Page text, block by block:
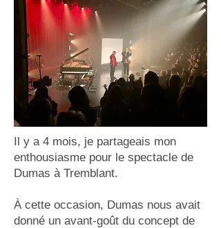
Il y a 4 mois, je partageais mon
enthousiasme pour le spectacle de
Dumas à Tremblant.
À cette occasion, Dumas nous avait
donné un avant-goût du concept de